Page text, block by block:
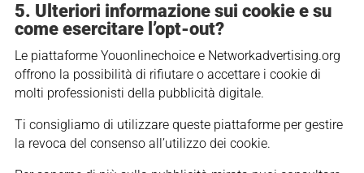
5. Ulteriori informazione sui cookie e su
come esercitare l’opt-out?
Le piattaforme Youonlinechoice e Networkadvertising.org
offrono la possibilità di rifiutare o accettare i cookie di
molti professionisti della pubblicità digitale.
Ti consigliamo di utilizzare queste piattaforme per gestire
la revoca del consenso all’utilizzo dei cookie.